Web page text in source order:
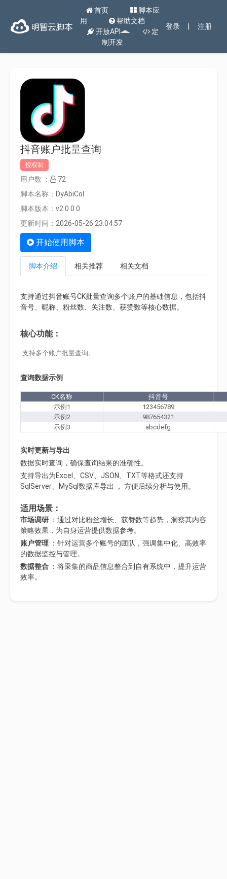
首页
脚本应
用
帮助文档
开放API
定
制开发
登录 | 注册
抖音账户批量查询
授权制
用户数 ：
72
脚本名称： DyAbiCol
脚本版本： v2.0.0.0
更新时间： 2026-05-26 23:04:57
开始使用脚本
脚本介绍 相关推荐 相关文档
支持通过抖音账号CK批量查询多个账户的基础信息，包括抖
音号、昵称、粉丝数、关注数、获赞数等核心数据。
核心功能：
.支持多个账户批量查询。
查询数据示例
CK名称
抖音号
示例1
123456789
示例2
987654321
示例3
abcdefg
实时更新与导出
数据实时查询，确保查询结果的准确性。
支持导出为Excel、CSV、JSON、TXT等格式还支持
SqlServer、MySql数据库导出 ， 方便后续分析与使用。
适用场景：
市场调研 ：通过对比粉丝增长、获赞数等趋势，洞察其内容
策略效果，为自身运营提供数据参考。
账户管理 ：针对运营多个账号的团队，强调集中化、高效率
的数据监控与管理。
数据整合 ：将采集的商品信息整合到自有系统中，提升运营
效率。